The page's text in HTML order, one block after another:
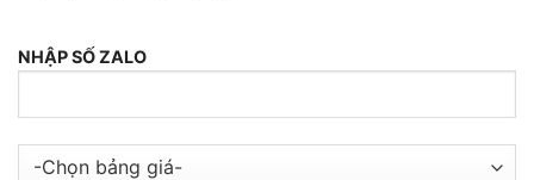
NHẬP SỐ ZALO